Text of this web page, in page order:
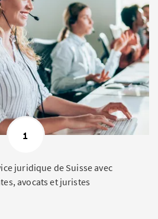
1
juridique de Suisse avec
avocats et juristes